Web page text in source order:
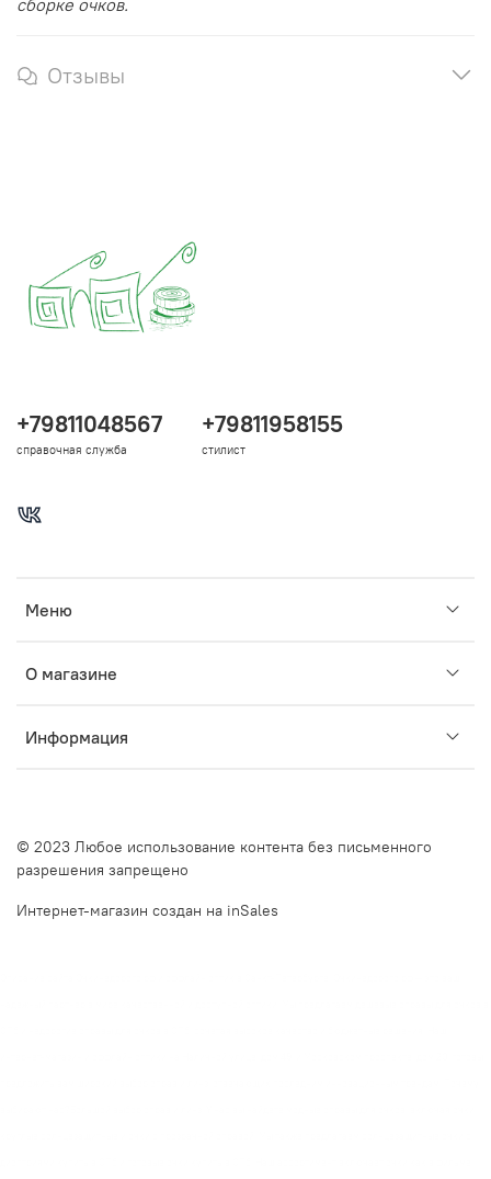
сборке очков.
Отзывы
Меню
О магазине
Информация
+79811048567
справочная служба
+79811958155
стилист
© 2023 Любое использование контента без письменного
разрешения запрещено
Интернет-магазин создан на inSales